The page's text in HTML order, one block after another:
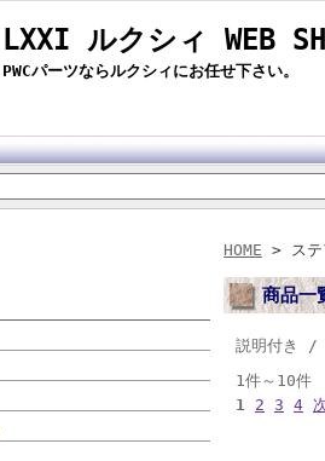
LXXI ルクシィ WEB
PWCパーツならルクシィにお任せ下さい。
HOME > ステ
商品一
説明付き
1件～10件
1 2 3 4